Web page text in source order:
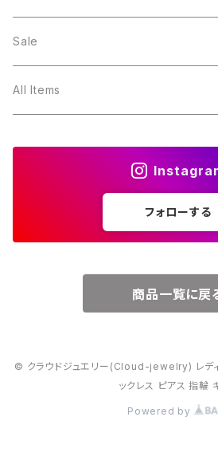
２月・アメジスト
３月・アクアマリン
～5000円
～10000円
Sale
All Items
フォローする
商品一覧に戻
© クラウドジュエリー(Cloud-jewelry) レディ
ックレス ピアス 指輪
Powered by